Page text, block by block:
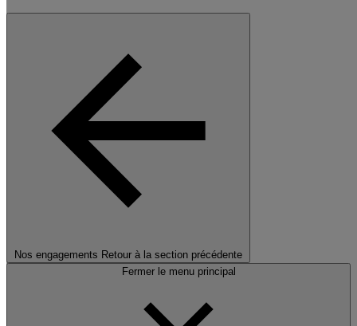
Nos engagements Retour à la section précédente
Fermer le menu principal